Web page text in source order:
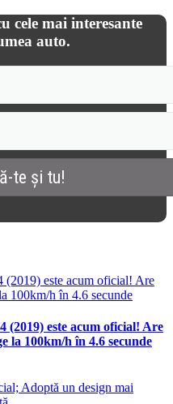
cele mai interesante
auto.
este acum oficial! Are
la 100km/h în 4.6 secunde